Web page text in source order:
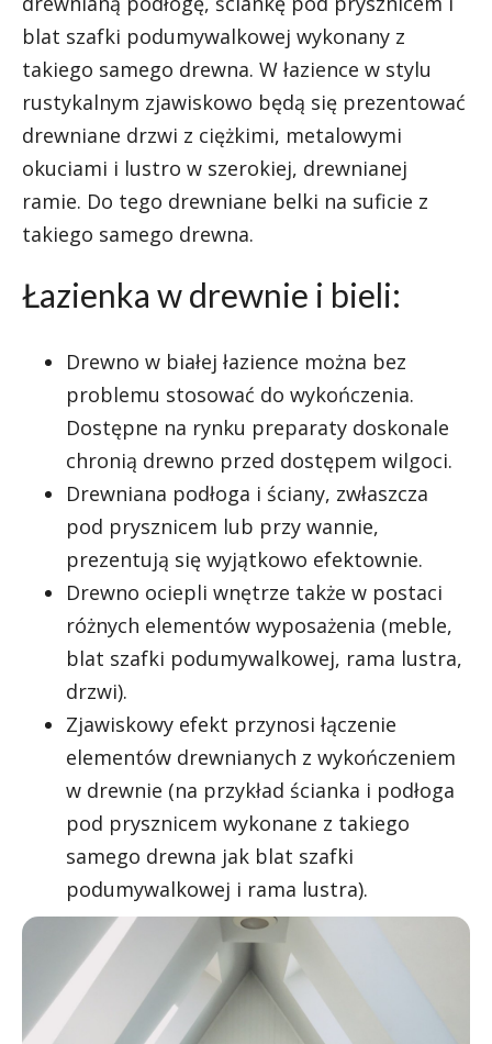
blat szafki podumywalkowej wykonany z
takiego samego drewna. W łazience w stylu
rustykalnym zjawiskowo będą się prezentować
drewniane drzwi z ciężkimi, metalowymi
okuciami i lustro w szerokiej, drewnianej
ramie. Do tego drewniane belki na suficie z
takiego samego drewna.
Łazienka w drewnie i bieli:
Drewno w białej łazience można bez
problemu stosować do wykończenia.
Dostępne na rynku preparaty doskonale
chronią drewno przed dostępem wilgoci.
Drewniana podłoga i ściany, zwłaszcza
pod prysznicem lub przy wannie,
prezentują się wyjątkowo efektownie.
Drewno ociepli wnętrze także w postaci
różnych elementów wyposażenia (meble,
blat szafki podumywalkowej, rama lustra,
drzwi).
Zjawiskowy efekt przynosi łączenie
elementów drewnianych z wykończeniem
w drewnie (na przykład ścianka i podłoga
pod prysznicem wykonane z takiego
samego drewna jak blat szafki
podumywalkowej i rama lustra).